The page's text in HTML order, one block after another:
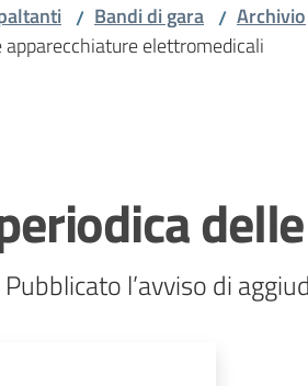
/ Bandi di gara / Archivio
apparecchiature elettromedicali
l’avviso di